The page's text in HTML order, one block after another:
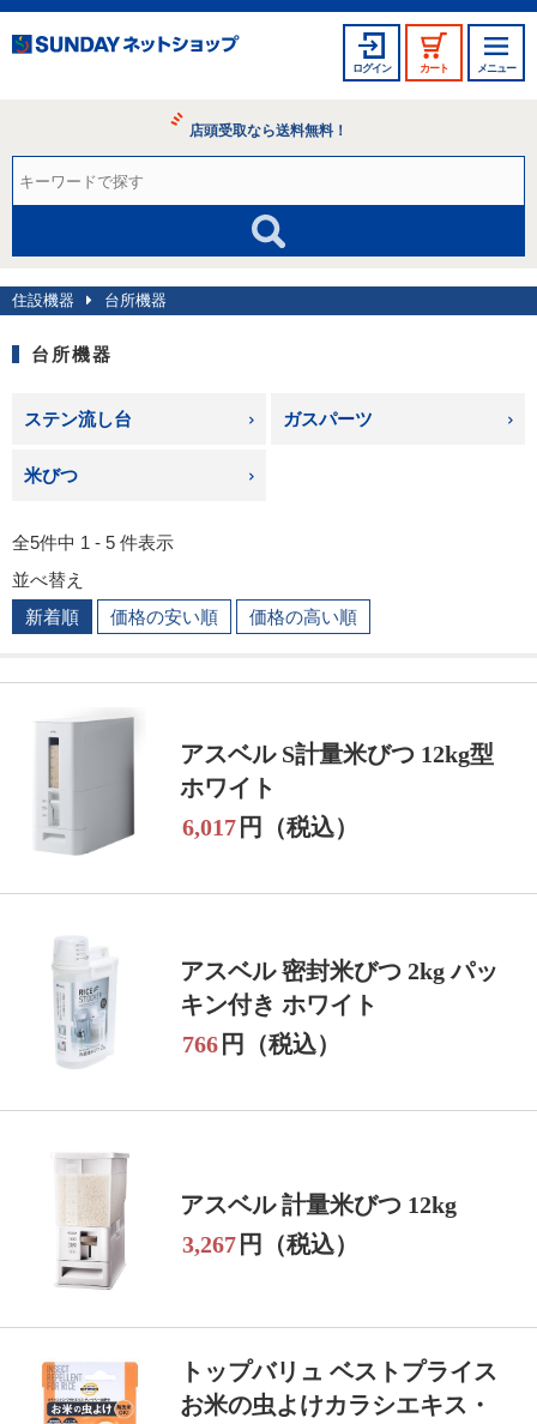
ログイン カート メニュー
店頭受取なら送料無料！
住設機器 台所機器
台所機器
ステン流し台 ガスパーツ
米びつ
全5件中 1 - 5 件表示
並べ替え
新着順
価格の安い順 価格の高い順
アスベル S計量米びつ 12kg型
ホワイト
6,017 円（税込）
アスベル 密封米びつ 2kg パッ
キン付き ホワイト
766 円（税込）
アスベル 計量米びつ 12kg
3,267 円（税込）
トップバリュ ベストプライス
お米の虫よけカラシエキス・